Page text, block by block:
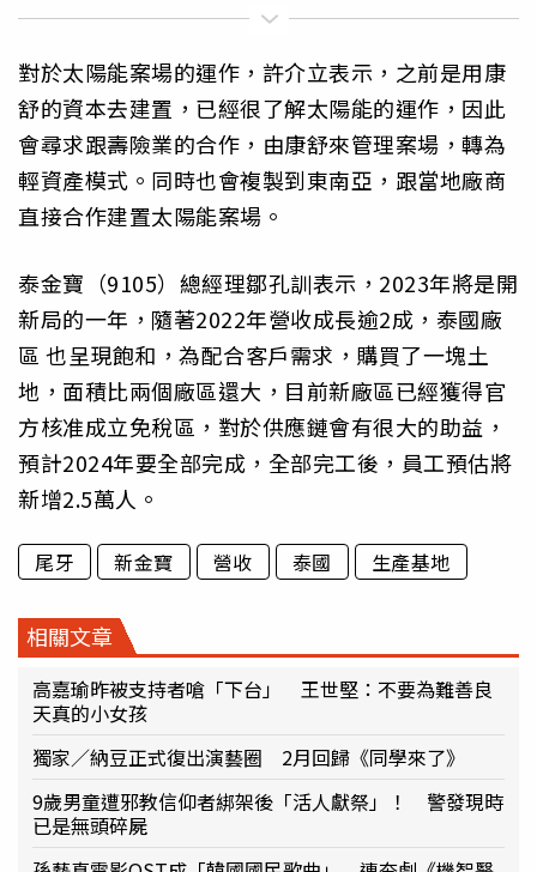
對於太陽能案場的運作，許介立表示，之前是用康
舒的資本去建置，已經很了解太陽能的運作，因此
會尋求跟壽險業的合作，由康舒來管理案場，轉為
輕資產模式。同時也會複製到東南亞，跟當地廠商
直接合作建置太陽能案場。
泰金寶（9105）總經理鄒孔訓表示，2023年將是開
新局的一年，隨著2022年營收成長逾2成，泰國廠
區 也呈現飽和，為配合客戶需求，購買了一塊土
地，面積比兩個廠區還大，目前新廠區已經獲得官
方核准成立免稅區，對於供應鏈會有很大的助益，
預計2024年要全部完成，全部完工後，員工預估將
新增2.5萬人。
尾牙 新金寶 營收 泰國 生產基地
相關文章
高嘉瑜昨被支持者嗆「下台」 王世堅：不要為難善良
天真的小女孩
獨家／納豆正式復出演藝圈 2月回歸《同學來了》
9歲男童遭邪教信仰者綁架後「活人獻祭」！ 警發現時
已是無頭碎屍